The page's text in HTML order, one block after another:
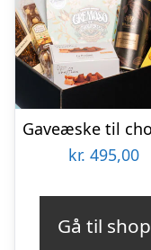
kr. 495,00
Gå til shop